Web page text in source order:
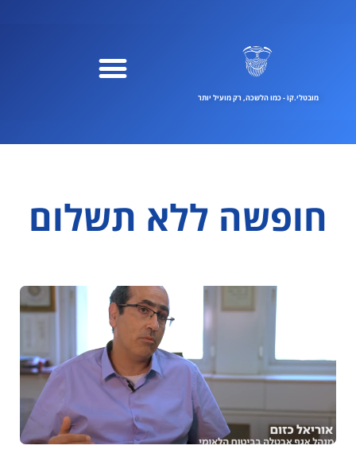
מובטלי.קוֹ - כמו הלשכה, רק מועיל יותר
חופשה ללא תשלום